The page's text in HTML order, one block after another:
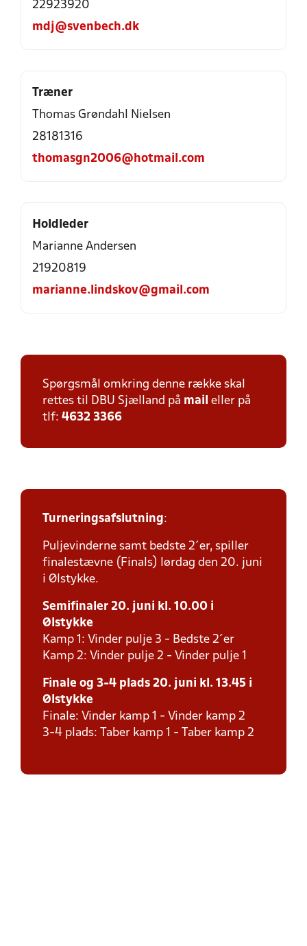
22923920
mdj@svenbech.dk
Træner
Thomas Grøndahl Nielsen
28181316
thomasgn2006@hotmail.com
Holdleder
Marianne Andersen
21920819
marianne.lindskov@gmail.com
Spørgsmål omkring denne række skal
rettes til DBU Sjælland på mail eller på
tlf: 4632 3366
Turneringsafslutning:
Puljevinderne samt bedste 2´er, spiller
finalestævne (Finals) lørdag den 20. juni
i Ølstykke.
Semifinaler 20. juni kl. 10.00 i
Ølstykke
Kamp 1: Vinder pulje 3 - Bedste 2´er
Kamp 2: Vinder pulje 2 - Vinder pulje 1
Finale og 3-4 plads 20. juni kl. 13.45 i
Ølstykke
Finale: Vinder kamp 1 - Vinder kamp 2
3-4 plads: Taber kamp 1 - Taber kamp 2